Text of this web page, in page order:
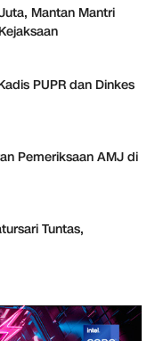
Mantan Mantri
PUPR dan Dinkes
Pemeriksaan AMJ di
Tuntas,